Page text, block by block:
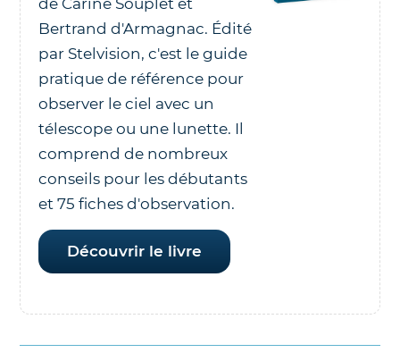
Bertrand d'Armagnac. Édité
par Stelvision, c'est le guide
pratique de référence pour
observer le ciel avec un
télescope ou une lunette. Il
comprend de nombreux
conseils pour les débutants
et 75 fiches d'observation.
Découvrir le livre